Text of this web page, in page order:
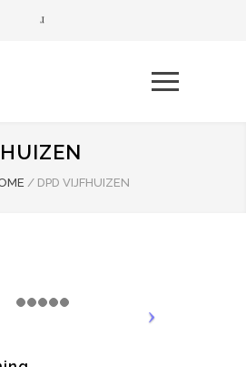
/ DPD VIJFHUIZEN